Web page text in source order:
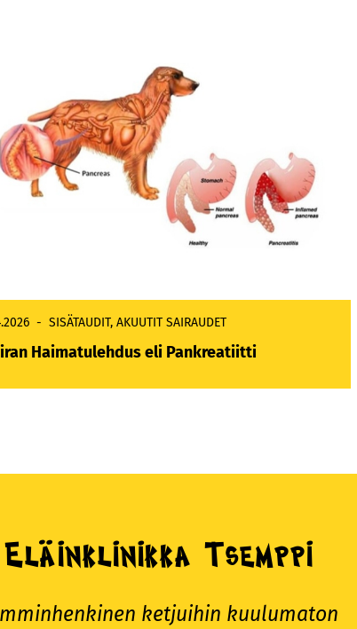
SISÄTAUDIT, AKUUTIT SAIRAUDET
Haimatulehdus eli Pankreatiitti
Eläinklinikka Tsemppi
ketjuihin kuulumaton